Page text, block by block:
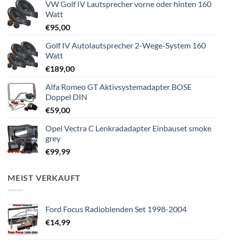
VW Golf IV Lautsprecher vorne oder hinten 160
Watt
€95,00
Golf IV Autolautsprecher 2-Wege-System 160
Watt
€189,00
Alfa Romeo GT Aktivsystemadapter BOSE
Doppel DIN
€59,00
Opel Vectra C Lenkradadapter Einbauset smoke
grey
€99,99
MEIST VERKAUFT
Ford Focus Radioblenden Set 1998-2004
€14,99